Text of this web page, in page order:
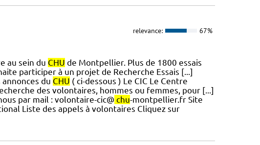
relevance: 67%
au sein du CHU de Montpellier. Plus de 1800 essais
participer à un projet de Recherche Essais [...]
du CHU ( ci-dessous ) Le CIC Le Centre
des volontaires, hommes ou femmes, pour [...]
par mail : volontaire-cic@ chu-montpellier.fr Site
Liste des appels à volontaires Cliquez sur